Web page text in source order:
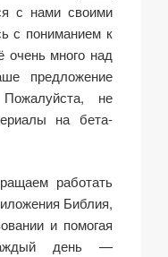
с нами своими
с пониманием к
очень много над
предложение
не
на бета-
работать
Библия,
и помогая
день —